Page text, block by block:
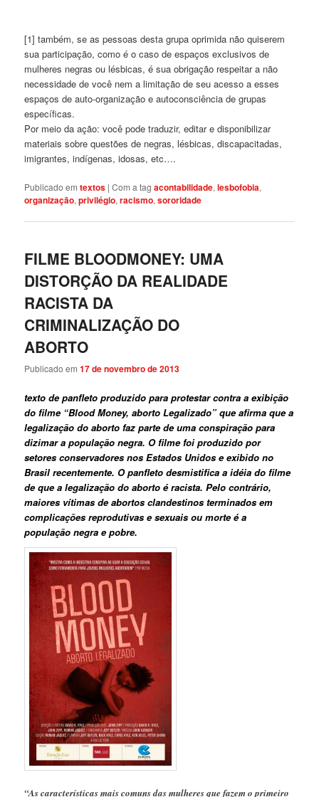
[1] também, se as pessoas desta grupa oprimida não quiserem
sua participação, como é o caso de espaços exclusivos de
mulheres negras ou lésbicas, é sua obrigação respeitar a não
necessidade de você nem a limitação de seu acesso a esses
espaços de auto-organização e autoconsciência de grupas
específicas.
Por meio da ação: você pode traduzir, editar e disponibilizar
materiais sobre questões de negras, lésbicas, discapacitadas,
imigrantes, indígenas, idosas, etc….
Publicado em textos |Com a tagacontabilidade,lesbofobia,
organização,privilégio,racismo,sororidade
FILME BLOODMONEY: UMA
DISTORÇÃO DA REALIDADE
RACISTA DA
CRIMINALIZAÇÃO DO
ABORTO
Publicado em17 de novembro de 2013
texto de panfleto produzido para protestar contra a exibição
do filme “Blood Money, aborto Legalizado” que afirma que a
legalização do aborto faz parte de uma conspiração para
dizimar a população negra. O filme foi produzido por
setores conservadores nos Estados Unidos e exibido no
Brasil recentemente. O panfleto desmistifica a idéia do filme
de que a legalização do aborto é racista. Pelo contrário,
maiores vítimas de abortos clandestinos terminados em
complicações reprodutivas e sexuais ou morte é a
população negra e pobre.
“As características mais comuns das mulheres que fazem o primeiro